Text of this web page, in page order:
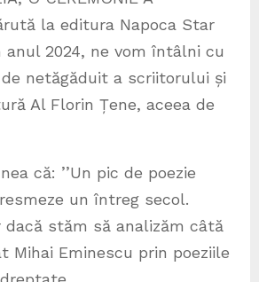
la editura Napoca Star
anul 2024, ne vom întâlni cu
netăgăduit a scriitorului și
Al Florin Țene, aceea de
că: ’’Un pic de poezie
un întreg secol.
dacă stăm să analizăm câtă
Mihai Eminescu prin poeziile